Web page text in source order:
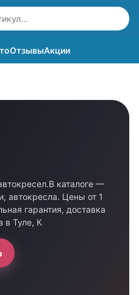
ОтзывыАкции
каталоге —
автокресла. Цены от 1
гарантия, доставка
в Туле, К